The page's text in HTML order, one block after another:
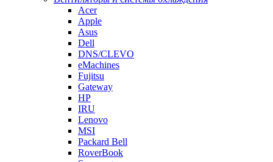
Acer
Apple
Asus
Dell
DNS/CLEVO
eMachines
Fujitsu
Gateway
HP
IRU
Lenovo
MSI
Packard Bell
RoverBook